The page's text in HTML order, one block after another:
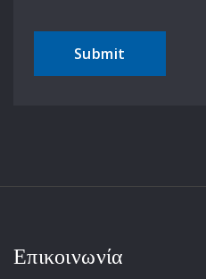
Επικοινωνία